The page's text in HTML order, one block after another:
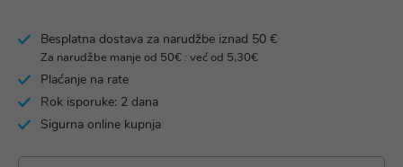
Besplatna dostava za narudžbe iznad 50 €
Za narudžbe manje od 50€ : već od 5,30€
Plaćanje na rate
Rok isporuke: 2 dana
Sigurna online kupnja